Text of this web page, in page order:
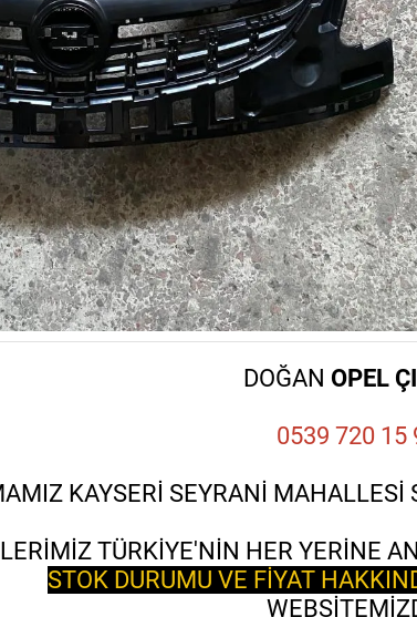
DOĞAN OPEL
0539 720 15
KAYSERİ SEYRANİ MAHALLESİ
TÜRKİYE'NİN HER YERİNE
STOK DURUMU VE FİYAT